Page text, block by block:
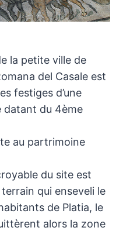
la petite ville de
del Casale est
festiges d’une
datant du 4ème
au partrimoine
du site est
qui enseveli le
de Platia, le
alors la zone